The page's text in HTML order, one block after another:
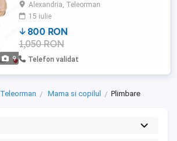
9
Alexandria, Teleorman
15 iulie
800 RON
1,050 RON
Telefon validat
Teleorman Mama si copilul Plimbare